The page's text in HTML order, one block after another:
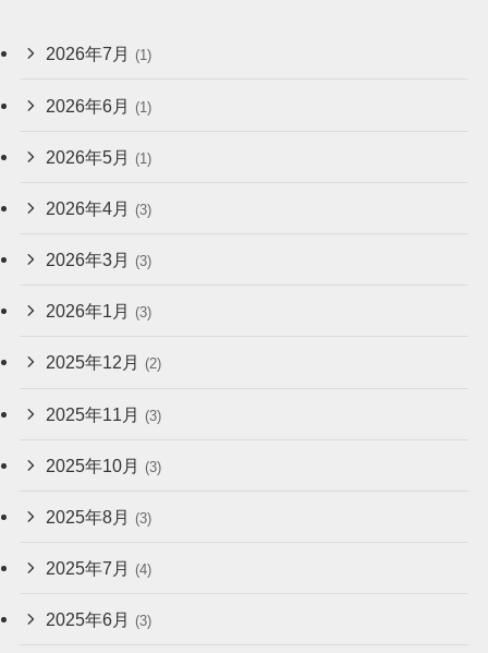
2026年7月 (1)
2026年6月 (1)
2026年5月 (1)
2026年4月 (3)
2026年3月 (3)
2026年1月 (3)
2025年12月 (2)
2025年11月 (3)
2025年10月 (3)
2025年8月 (3)
2025年7月 (4)
2025年6月 (3)